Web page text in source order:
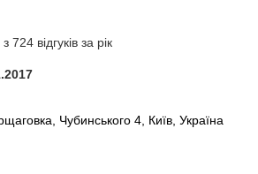
724 відгуків за рік
Чубинського 4, Київ, Україна